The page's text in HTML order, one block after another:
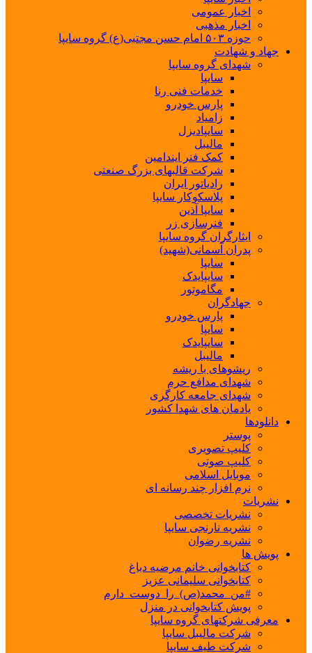
اخبار عمومی
اخبار مذهبی
حوزه ۵۰۳ امام حسن مجتبی(ع) گروه سایپا
جهاد و شهادت
شهدای گروه سایپا
سایپا
خدمات فنی رنا
پارس خودرو
زامیاد
سایپادیزل
مالیبل
کمک فنر ایندامین
شرکت قالبهای بزرگ صنعتی
رادیاتور ایران
پلاسکوکار سایپا
سایپا آذین
فنرسازی زر
ایثارگران گروه سایپا
پدران آسمانی(شهید)
سایپا
سایپایدک
مگاموتور
جهادگران
پارس خودرو
سایپا
سایپایدک
مالیبل
ریشوهای با ریشه
شهدای مدافع حرم
شهدای جامعه کارگری
یادمان های شهدا کشور
دانلودها
پوستر
کلیپ تصویری
کلیپ صوتی
موبایل اسلامی
نرم افزار چند رسانه ای
نشریات
نشریات تخصصی
نشریه نارنجی سایپا
نشریه رضوان
پویش ها
کتابخوانی خانم مرضیه دباغ
کتابخوانی سلیمانی عزیز
#من_محمد(ص)_را_دوست_دارم
پویش کتابخوانی در منزل
معرفی شرکتهای گروه سایپا
شرکت مالیبل سایپا
شرکت طیف سایپا